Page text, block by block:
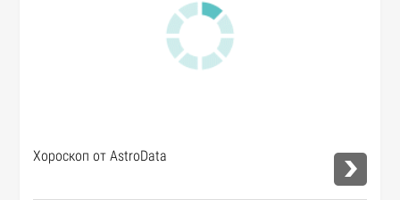
Хороскоп от AstroData